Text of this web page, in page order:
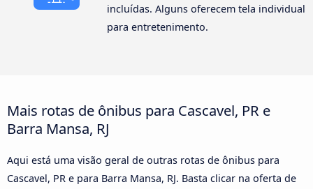
incluídas. Alguns oferecem tela individual
para entretenimento.
Mais rotas de ônibus para Cascavel, PR e
Barra Mansa, RJ
Aqui está uma visão geral de outras rotas de ônibus para
Cascavel, PR e para Barra Mansa, RJ. Basta clicar na oferta de